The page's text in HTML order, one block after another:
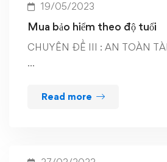
19/05/2023
Mua bảo hiểm theo độ tuổi
CHUYÊN ĐỀ III : AN TOÀN
…
Read more